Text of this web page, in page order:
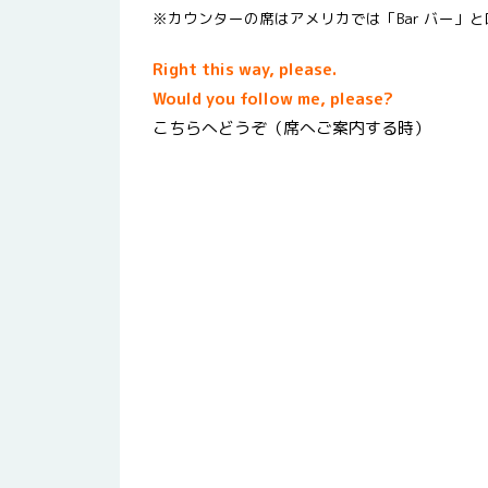
※カウンターの席はアメリカでは「Bar バー」と
Right this way, please.
Would you follow me, please?
こちらへどうぞ（席へご案内する時）